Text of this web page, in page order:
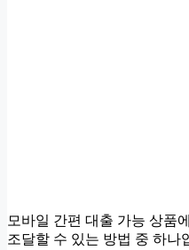
모바일 간편 대출 가능 상품
조달할 수 있는 방법 중 하나